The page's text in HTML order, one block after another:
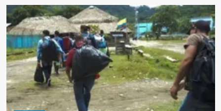
Se
fortalece
conexión
aérea
desde
Cartagena
hacía
los
Estados
Unidos